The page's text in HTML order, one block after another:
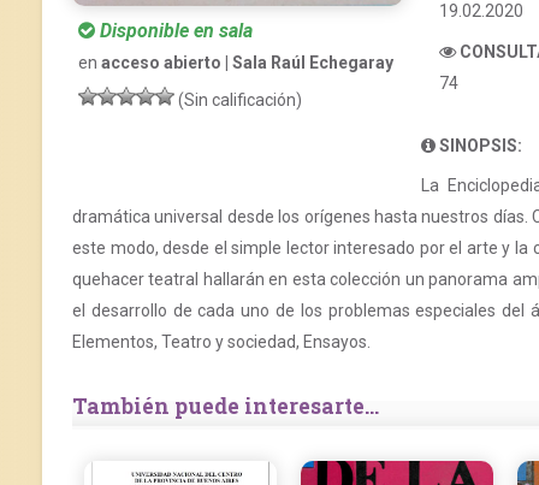
Disponible en sala
en acceso abierto | Sala Raúl Echegaray
(Sin calificación)
19.02.2020
74
SINOPSIS:
La
dramática universal desde los orígenes hasta nuestros
este modo, desde el simple lector interesado por el arte y
quehacer teatral hallarán en esta colección un panorama
el desarrollo de cada uno de los problemas especiales del
Elementos, Teatro y sociedad, Ensayos.
También puede interesarte...